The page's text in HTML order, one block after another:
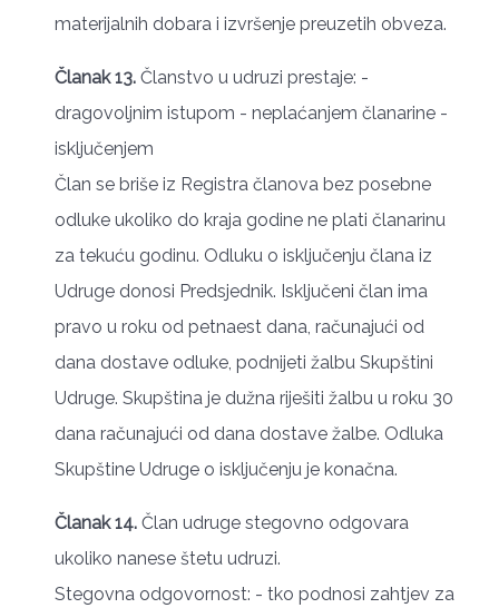
materijalnih dobara i izvršenje preuzetih obveza.
Članak 13. Članstvo u udruzi prestaje: -
dragovoljnim istupom - neplaćanjem članarine -
isključenjem
Član se briše iz Registra članova bez posebne
odluke ukoliko do kraja godine ne plati članarinu
za tekuću godinu. Odluku o isključenju člana iz
Udruge donosi Predsjednik. Isključeni član ima
pravo u roku od petnaest dana, računajući od
dana dostave odluke, podnijeti žalbu Skupštini
Udruge. Skupština je dužna riješiti žalbu u roku 30
dana računajući od dana dostave žalbe. Odluka
Skupštine Udruge o isključenju je konačna.
Članak 14. Član udruge stegovno odgovara
ukoliko nanese štetu udruzi.
Stegovna odgovornost: - tko podnosi zahtjev za